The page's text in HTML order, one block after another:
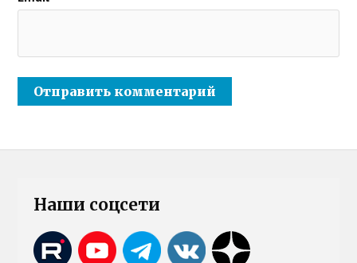
Наши соцсети